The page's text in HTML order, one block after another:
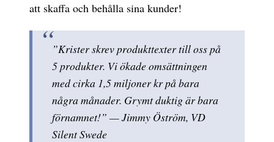
att skaffa och behålla sina kunder!
”Krister skrev produkttexter till oss på
5 produkter. Vi ökade omsättningen
med cirka 1,5 miljoner kr på bara
några månader. Grymt duktig är bara
förnamnet!” — Jimmy Öström, VD
Silent Swede